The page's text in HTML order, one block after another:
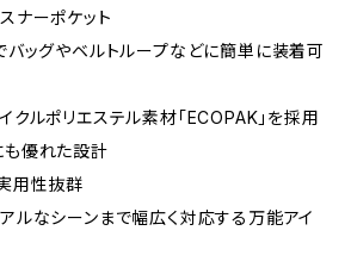
ナーポケット
バッグやベルトループなどに簡単に装着可
クルポリエステル素材「ECOPAK」を採用
も優れた設計
用性抜群
ルなシーンまで幅広く対応する万能アイ